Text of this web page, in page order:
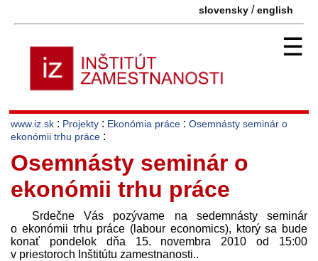
slovensky /english
☰
www.iz.sk : Projekty : Ekonómia práce : Osemnásty seminár o
ekonómii trhu práce :
Osemnásty seminár o
ekonómii trhu práce
Srdečne Vás pozývame na sedemnásty seminár
o ekonómii trhu práce (labour economics), ktorý sa bude
konať pondelok dňa 15. novembra 2010 od 15:00
v priestoroch Inštitútu zamestnanosti..